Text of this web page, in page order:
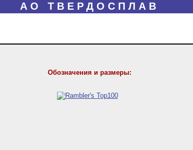
АО ТВЕРДОСПЛАВ
Обозначения и размеры: